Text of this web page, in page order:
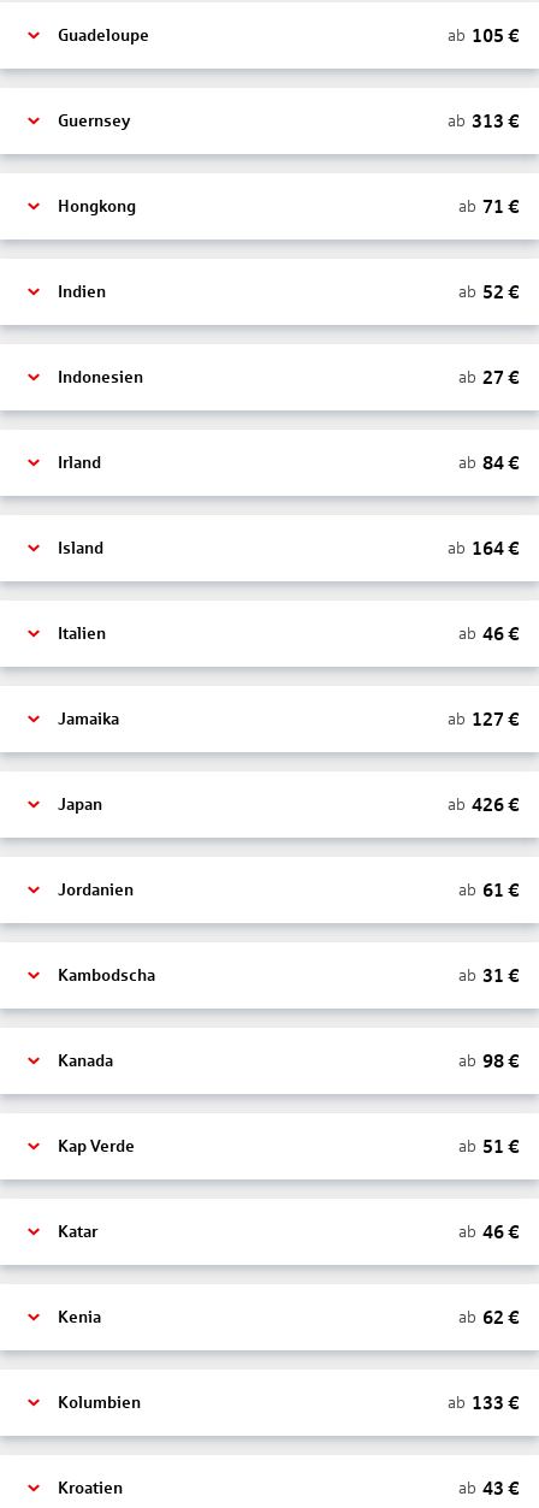
Guadeloupe ab 105 €
Guernsey ab 313 €
Hongkong ab 71 €
Indien ab 52 €
Indonesien ab 27 €
Irland ab 84€
Island ab 164€
Italien ab 46€
Jamaika ab 127 €
Japan ab 426€
Jordanien ab 61 €
Kambodscha ab 31 €
Kanada ab 98€
Kap Verde ab 51 €
Katar ab 46€
Kenia ab 62 €
Kolumbien ab 133 €
Kroatien ab 43 €